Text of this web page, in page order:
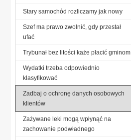
Stary samochód rozliczamy jak nowy
Szef ma prawo zwolnić, gdy przestał
ufać
Trybunał bez litości każe płacić gminom
Wydatki trzeba odpowiednio
klasyfikować
Zadbaj o ochronę danych osobowych
klientów
Zażywane leki mogą wpłynąć na
zachowanie podwładnego